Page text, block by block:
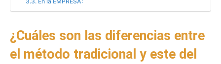
¿Cuáles son las diferencias entre
el método tradicional y este del